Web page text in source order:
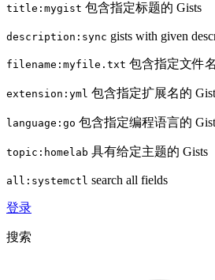
title:mygist 包含指定标题的 Gists
description:sync gists with given
filename:myfile.txt 包含指定文件
extension:yml 包含指定扩展名的
language:go 包含指定编程语言的
topic:homelab 具有给定主题的 Gists
all:systemctl search all fields
登录
搜索